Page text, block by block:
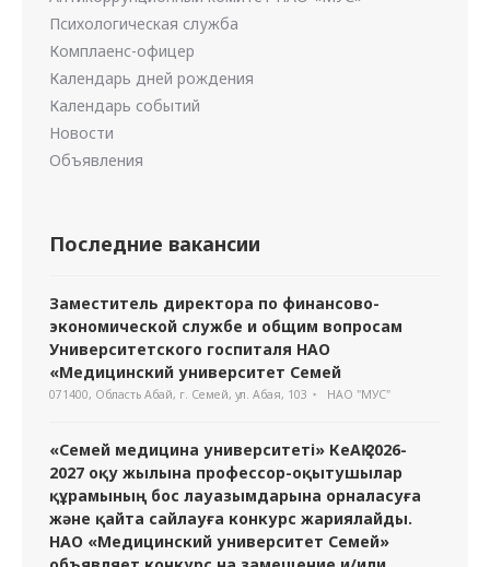
Психологическая служба
Комплаенс-офицер
Календарь дней рождения
Календарь событий
Новости
Объявления
Последние вакансии
Заместитель директора по финансово-
экономической службе и общим вопросам
Университетского госпиталя НАО
«Медицинский университет Семей
071400, Область Абай, г. Семей, ул. Абая, 103 НАО "МУС"
«Семей медицина университеті» КеАҚ 2026-
2027 оқу жылына профессор-оқытушылар
құрамының бос лауазымдарына орналасуға
және қайта сайлауға конкурс жариялайды.
НАО «Медицинский университет Семей»